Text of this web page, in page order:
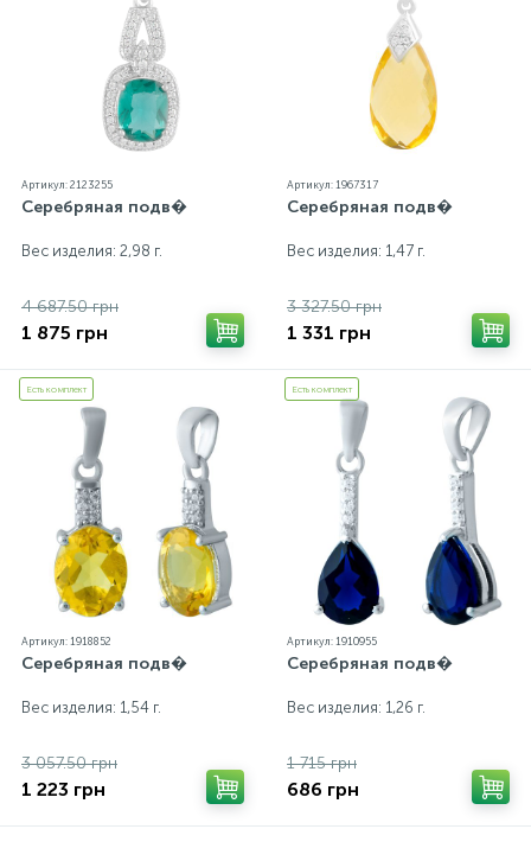
Артикул: 2123255
Серебряная подв�
Вес изделия: 2,98 г.
4 687.50 грн
1 875 грн
Артикул: 1967317
Серебряная подв�
Вес изделия: 1,47 г.
3 327.50 грн
1 331 грн
Есть комплект
Артикул: 1918852
Серебряная подв�
Вес изделия: 1,54 г.
3 057.50 грн
1 223 грн
Есть комплект
Артикул: 1910955
Серебряная подв�
Вес изделия: 1,26 г.
1 715 грн
686 грн